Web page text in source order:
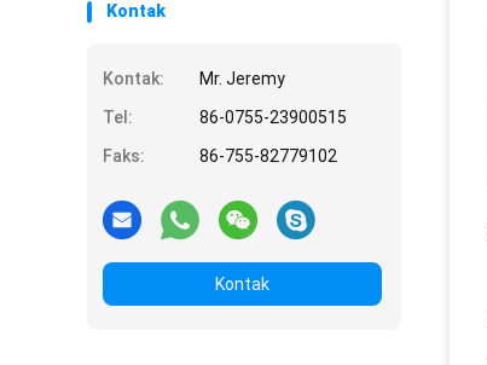
Kontak
Kontak:
Mr. Jeremy
Tel:
86-0755-23900515
Faks:
86-755-82779102
Kontak